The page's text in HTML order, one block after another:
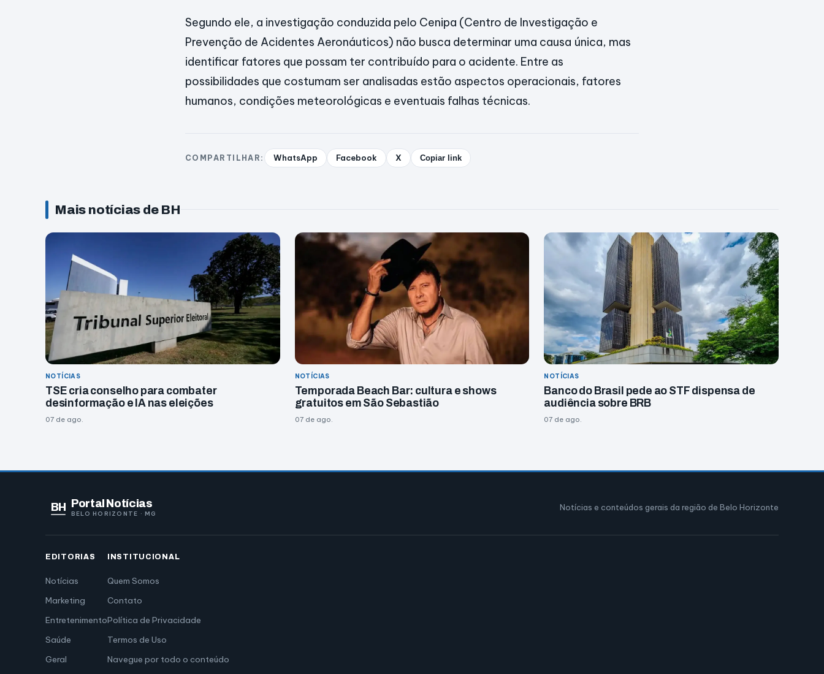
Segundo ele, a investigação conduzida pelo Cenipa (Centro de Investigação e
Prevenção de Acidentes Aeronáuticos) não busca determinar uma causa única, mas
identificar fatores que possam ter contribuído para o acidente. Entre as
possibilidades que costumam ser analisadas estão aspectos operacionais, fatores
humanos, condições meteorológicas e eventuais falhas técnicas.
COMPARTILHAR: WhatsApp Facebook X Copiar link
Mais notícias de BH
NOTÍCIAS
TSE cria conselho para combater
desinformação e IA nas eleições
07 de ago.
NOTÍCIAS
Temporada Beach Bar: cultura e shows
gratuitos em São Sebastião
07 de ago.
NOTÍCIAS
Banco do Brasil pede ao STF dispensa de
audiência sobre BRB
07 de ago.
BH Portal Notícias
BELO HORIZONTE · MG
Notícias e conteúdos gerais da região de Belo Horizonte
EDITORIAS
Notícias
Marketing
Entretenimento
Saúde
Geral
INSTITUCIONAL
Quem Somos
Contato
Política de Privacidade
Termos de Uso
Navegue por todo o conteúdo